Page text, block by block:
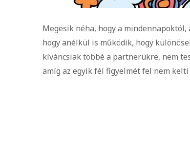
Megesik néha, hogy a
hogy anélkül is működik, hogy
kíváncsiak többé a partnerükre, nem
amíg az egyik fél figyelmét fel nem kelti